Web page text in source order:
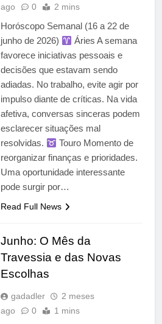
ago
0 2 mins
Horóscopo Semanal (16 a 22 de
junho de 2026)
Áries A semana
favorece iniciativas pessoais e
decisões que estavam sendo
adiadas. No trabalho, evite agir por
impulso diante de críticas. Na vida
afetiva, conversas sinceras podem
esclarecer situações mal
resolvidas.
Touro Momento de
reorganizar finanças e prioridades.
Uma oportunidade interessante
pode surgir por…
Read Full News
Junho: O Mês da
Travessia e das Novas
Escolhas
gadadler
2 meses
ago
0 1 mins